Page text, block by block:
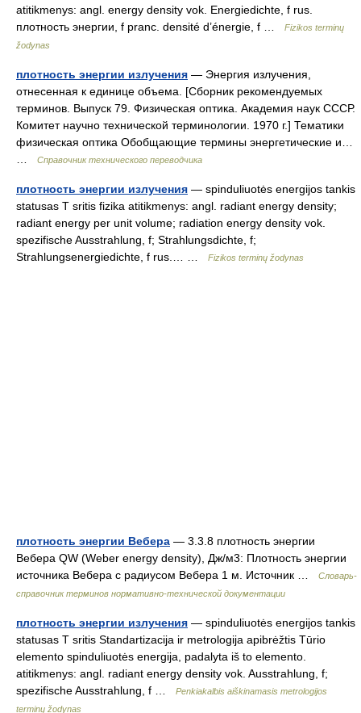
atitikmenys: angl. energy density vok. Energiedichte, f rus.
плотность энергии, f pranc. densité d’énergie, f …
Fizikos terminų
žodynas
плотность энергии излучения — Энергия излучения,
отнесенная к единице объема. [Сборник рекомендуемых
терминов. Выпуск 79. Физическая оптика. Академия наук СССР.
Комитет научно технической терминологии. 1970 г.] Тематики
физическая оптика Обобщающие термины энергетические и…
Справочник технического переводчика
плотность энергии излучения — spinduliuotės energijos tankis
statusas T sritis fizika atitikmenys: angl. radiant energy density;
radiant energy per unit volume; radiation energy density vok.
spezifische Ausstrahlung, f; Strahlungsdichte, f;
Strahlungsenergiedichte, f rus.… …
Fizikos terminų žodynas
плотность энергии Вебера — 3.3.8 плотность энергии
Вебера QW (Weber energy density), Дж/м3: Плотность энергии
источника Вебера с радиусом Вебера 1 м. Источник …
Словарь-
справочник терминов нормативно-технической документации
плотность энергии излучения — spinduliuotės energijos tankis
statusas T sritis Standartizacija ir metrologija apibrėžtis Tūrio
elemento spinduliuotės energija, padalyta iš to elemento.
atitikmenys: angl. radiant energy density vok. Ausstrahlung, f;
spezifische Ausstrahlung, f …
Penkiakalbis aiškinamasis metrologijos
terminų žodynas